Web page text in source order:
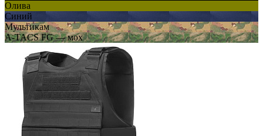
Олива
Синий
Мультикам
A-TACS FG — мох